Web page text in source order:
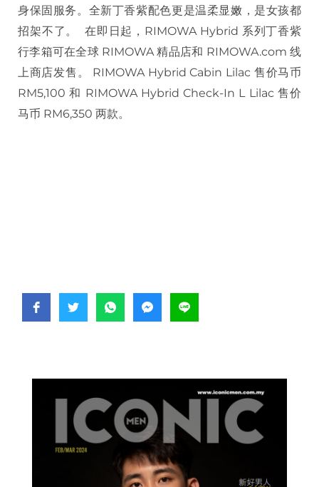
身保固服务。全新丁香紫配色更是温柔显嫩，是女孩都
招架不了。 在即日起，RIMOWA Hybrid 系列丁香紫
行李箱可在全球 RIMOWA 精品店和 RIMOWA.com 线
上商店发售。 RIMOWA Hybrid Cabin Lilac 售价马币
RM5,100 和 RIMOWA Hybrid Check-In L Lilac 售价
马币 RM6,350 两款。